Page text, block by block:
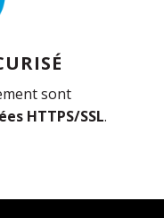
sont
HTTPS/SSL.